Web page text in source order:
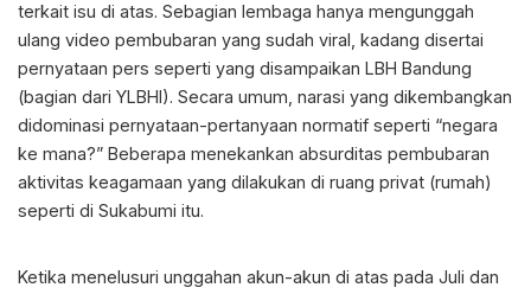
terkait isu di atas. Sebagian lembaga hanya mengunggah
ulang video pembubaran yang sudah viral, kadang disertai
pernyataan pers seperti yang disampaikan LBH Bandung
(bagian dari YLBHI). Secara umum, narasi yang dikembangkan
didominasi pernyataan-pertanyaan normatif seperti “negara
ke mana?” Beberapa menekankan absurditas pembubaran
aktivitas keagamaan yang dilakukan di ruang privat (rumah)
seperti di Sukabumi itu.
Ketika menelusuri unggahan akun-akun di atas pada Juli dan